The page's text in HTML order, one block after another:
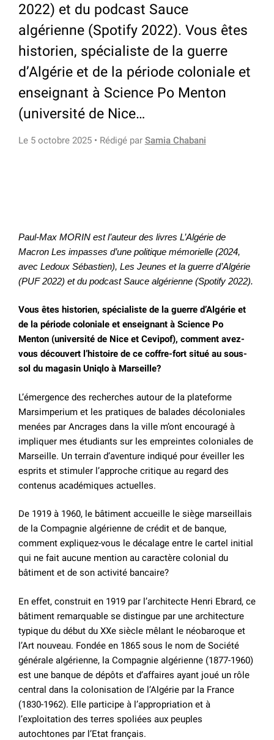
2022) et du podcast Sauce
algérienne (Spotify 2022). Vous êtes
historien, spécialiste de la guerre
d’Algérie et de la période coloniale et
enseignant à Science Po Menton
(université de Nice…
Le 5 octobre 2025 • Rédigé par Samia Chabani
Paul-Max MORIN est l’auteur des livres L’Algérie de
Macron Les impasses d’une politique mémorielle (2024,
avec Ledoux Sébastien), Les Jeunes et la guerre d’Algérie
(PUF 2022) et du podcast Sauce algérienne (Spotify 2022).
Vous êtes historien, spécialiste de la guerre d’Algérie et
de la période coloniale et enseignant à Science Po
Menton (université de Nice et Cevipof), comment avez-
vous découvert l’histoire de ce coffre-fort situé au sous-
sol du magasin Uniqlo à Marseille?
L’émergence des recherches autour de la plateforme
Marsimperium et les pratiques de balades décoloniales
menées par Ancrages dans la ville m’ont encouragé à
impliquer mes étudiants sur les empreintes coloniales de
Marseille. Un terrain d’aventure indiqué pour éveiller les
esprits et stimuler l’approche critique au regard des
contenus académiques actuelles.
De 1919 à 1960, le bâtiment accueille le siège marseillais
de la Compagnie algérienne de crédit et de banque,
comment expliquez-vous le décalage entre le cartel initial
qui ne fait aucune mention au caractère colonial du
bâtiment et de son activité bancaire?
En effet, construit en 1919 par l’architecte Henri Ebrard, ce
bâtiment remarquable se distingue par une architecture
typique du début du XXe siècle mêlant le néobaroque et
l’Art nouveau. Fondée en 1865 sous le nom de Société
générale algérienne, la Compagnie algérienne (1877-1960)
est une banque de dépôts et d’affaires ayant joué un rôle
central dans la colonisation de l’Algérie par la France
(1830-1962). Elle participe à l’appropriation et à
l’exploitation des terres spoliées aux peuples
autochtones par l’Etat français.